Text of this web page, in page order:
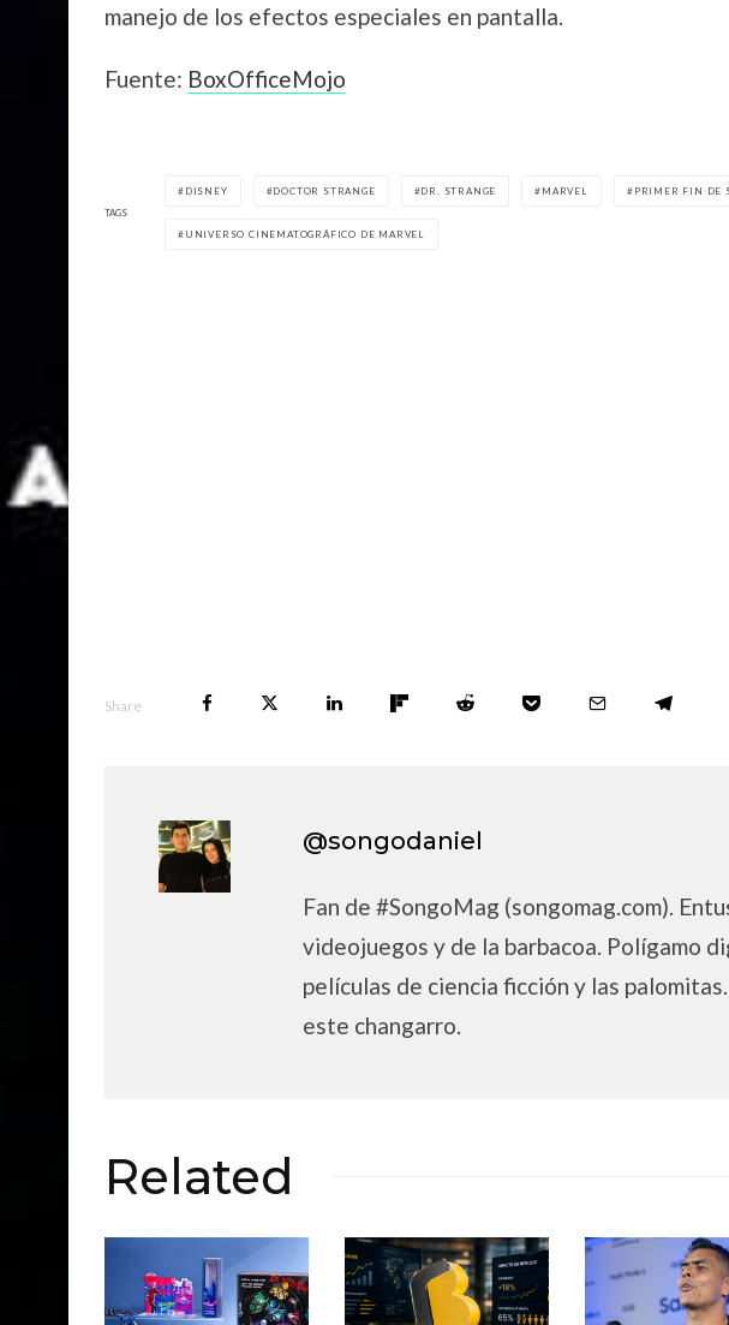
manejo de los efectos especiales en pantalla.
Fuente: BoxOfficeMojo
TAGS
DISNEY DOCTOR STRANGE DR. STRANGE MARVEL PRIMER FIN DE
UNIVERSO CINEMATOGRÁFICO DE MARVEL
Share
@songodaniel
Fan de #SongoMag (songomag.com).
videojuegos y de la barbacoa. Polígamo
películas de ciencia ficción y las
este changarro.
Related